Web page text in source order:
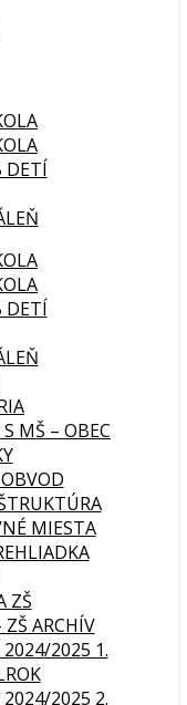
DETÍ
DETÍ
MŠ – OBEC
MIESTA
ZŠ
ZŠ ARCHÍV
2024/2025 1.
2024/2025 2.